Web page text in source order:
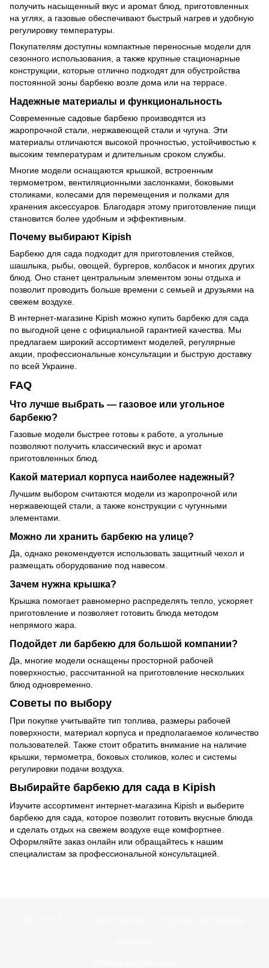
получить насыщенный вкус и аромат блюд, приготовленных
на углях, а газовые обеспечивают быстрый нагрев и удобную
регулировку температуры.
Покупателям доступны компактные переносные модели для
сезонного использования, а также крупные стационарные
конструкции, которые отлично подходят для обустройства
постоянной зоны барбекю возле дома или на террасе.
Надежные материалы и функциональность
Современные садовые барбекю производятся из
жаропрочной стали, нержавеющей стали и чугуна. Эти
материалы отличаются высокой прочностью, устойчивостью к
высоким температурам и длительным сроком службы.
Многие модели оснащаются крышкой, встроенным
термометром, вентиляционными заслонками, боковыми
столиками, колесами для перемещения и полками для
хранения аксессуаров. Благодаря этому приготовление пищи
становится более удобным и эффективным.
Почему выбирают Kipish
Барбекю для сада подходит для приготовления стейков,
шашлыка, рыбы, овощей, бургеров, колбасок и многих других
блюд. Оно станет центральным элементом зоны отдыха и
позволит проводить больше времени с семьей и друзьями на
свежем воздухе.
В интернет-магазине Kipish можно купить барбекю для сада
по выгодной цене с официальной гарантией качества. Мы
предлагаем широкий ассортимент моделей, регулярные
акции, профессиональные консультации и быструю доставку
по всей Украине.
FAQ
Что лучше выбрать — газовое или угольное
барбекю?
Газовые модели быстрее готовы к работе, а угольные
позволяют получить классический вкус и аромат
приготовленных блюд.
Какой материал корпуса наиболее надежный?
Лучшим выбором считаются модели из жаропрочной или
нержавеющей стали, а также конструкции с чугунными
элементами.
Можно ли хранить барбекю на улице?
Да, однако рекомендуется использовать защитный чехол и
размещать оборудование под навесом.
Зачем нужна крышка?
Крышка помогает равномерно распределять тепло, ускоряет
приготовление и позволяет готовить блюда методом
непрямого жара.
Подойдет ли барбекю для большой компании?
Да, многие модели оснащены просторной рабочей
поверхностью, рассчитанной на приготовление нескольких
блюд одновременно.
Советы по выбору
При покупке учитывайте тип топлива, размеры рабочей
поверхности, материал корпуса и предполагаемое количество
пользователей. Также стоит обратить внимание на наличие
крышки, термометра, боковых столиков, колес и системы
регулировки подачи воздуха.
Выбирайте барбекю для сада в Kipish
Изучите ассортимент интернет-магазина Kipish и выберите
барбекю для сада, которое позволит готовить вкусные блюда
и сделать отдых на свежем воздухе еще комфортнее.
Оформляйте заказ онлайн или обращайтесь к нашим
специалистам за профессиональной консультацией.